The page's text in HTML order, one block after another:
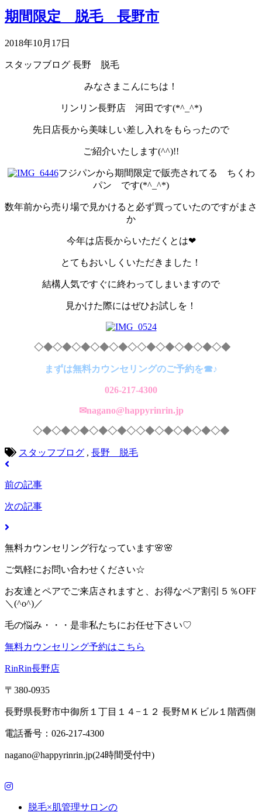
期間限定 脱毛 長野市
2018年10月17日
スタッフブログ 長野 脱毛
みなさまこんにちは！
リンリン長野店 河田です(*^_^*)
先日店長から美味しい差し入れをもらったので
ご紹介いたします(^^)!!
フジパンから期間限定で販売されてる ちくわ
パン です(*^_^*)
数年前から売り場で見かけると必ず買っていたのですがまさ
か
今年は店長からいただくとは❤
とてもおいしくいただきました！
結構人気ですぐに終わってしまいますので
見かけた際にはぜひお試しを！
◇◆◇◆◇◆◇◆◇◆◇◇◆◇◆◇◆◇◆◇◆
まずは無料カウンセリングのご予約を☎♪
026-217-4300
✉nagano@happyrinrin.jp
◇◆◇◆◇◆◇◆◇◆◇◇◆◇◆◇◆◇◆◇◆
スタッフブログ , 長野 脱毛
前の記事
次の記事
無料カウンセリング行なっています🌸🌸
ご気軽にお問い合わせください☆
お友達とペアでご来店されますと、お得なペア割引５％OFF
＼(^o^)／
毛の悩み・・・是非私たちにお任せ下さい♡
無料カウンセリング予約はこちら
RinRin長野店
〒380-0935
長野県長野市中御所１丁目１４−１２ 長野ＭＫビル１階西側
電話番号：026-217-4300
nagano@happyrinrin.jp(24時間受付中)
脱毛×肌管理サロンの